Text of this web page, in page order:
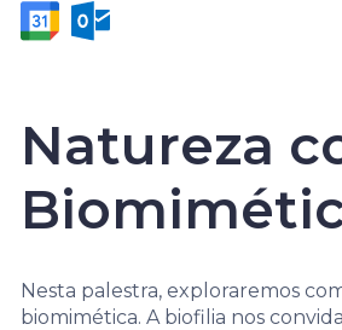
Design
Ancestrais
Natureza
Nesta palestra, exploraremos
biomimética. A biofilia nos